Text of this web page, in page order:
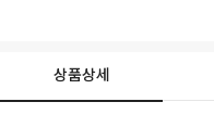
상품상세